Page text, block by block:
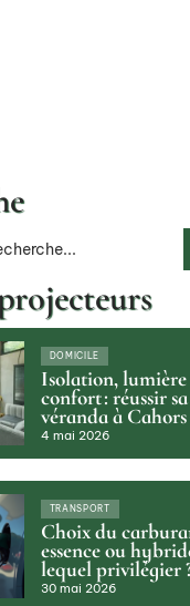
DOMICILE
Isolation, lumière
confort : réussir sa
véranda à Cahors
4 mai 2026
TRANSPORT
Choix du
essence ou
lequel privilégier
30 mai 2026